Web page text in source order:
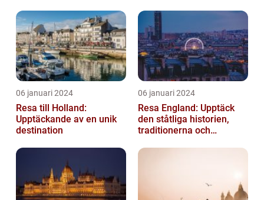
06 januari 2024
Resa till Holland:
Upptäckande av en unik
destination
06 januari 2024
Resa England: Upptäck
den ståtliga historien,
traditionerna och